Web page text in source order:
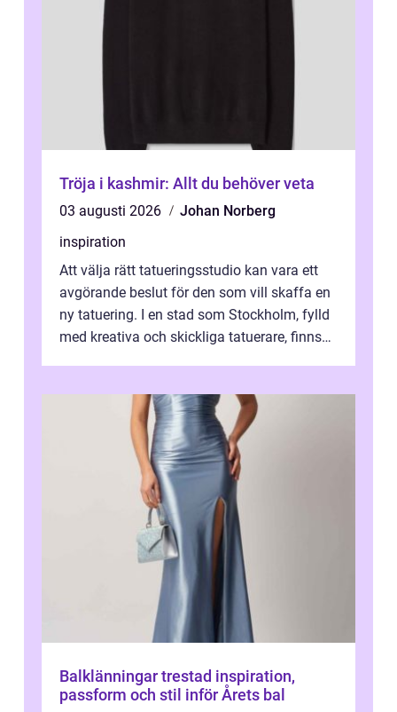
Tröja i kashmir: Allt du behöver veta
03 augusti 2026
Johan Norberg
inspiration
Att välja rätt tatueringsstudio kan vara ett
avgörande beslut för den som vill skaffa en
ny tatuering. I en stad som Stockholm, fylld
med kreativa och skickliga tatuerare, finns
Balklänningar trestad inspiration,
passform och stil inför Årets bal